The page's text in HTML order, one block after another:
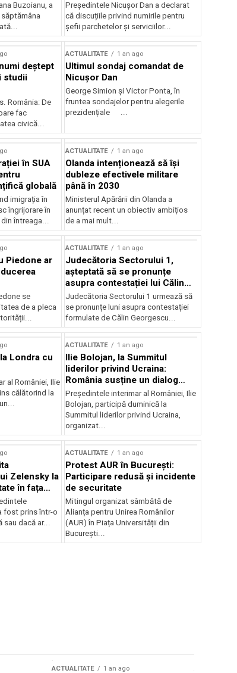
Buzoianu, a
Președintele Nicușor Dan a declarat
că discuțiile privind numirile pentru
șefii parchetelor și serviciilor...
deștept
studii
De
fac
civică...
ACTUALITATE 1 an ago
Ultimul sondaj comandat de
Nicușor Dan
George Simion și Victor Ponta, în
fruntea sondajelor pentru alegerile
prezidențiale ...
în SUA
globală
imigrația în
îngrijorare în
întreaga...
ACTUALITATE 1 an ago
Olanda intenționează să își
dubleze efectivele militare
până în 2030
Ministerul Apărării din Olanda a
anunțat recent un obiectiv ambițios
de a mai mult...
Piedone ar
se
de a pleca
ACTUALITATE 1 an ago
Judecătoria Sectorului 1,
așteptată să se pronunțe
asupra contestației lui Călin
Georgescu privind controlul
judiciar
Judecătoria Sectorului 1 urmează să
se pronunțe luni asupra contestației
formulate de Călin Georgescu...
Londra cu
al României, Ilie
călătorind la
ACTUALITATE 1 an ago
Ilie Bolojan, la Summitul
liderilor privind Ucraina:
România susține un dialog
transatlantic pentru securitate
și stabilitate
Președintele interimar al României, Ilie
Bolojan, participă duminică la
Summitul liderilor privind Ucraina,
organizat...
Zelensky la
în fața
fost prins într-o
sau dacă ar...
ACTUALITATE 1 an ago
Protest AUR în București:
Participare redusă și incidente
de securitate
Mitingul organizat sâmbătă de
Alianța pentru Unirea Românilor
(AUR) în Piața Universității din
București...
ACTUALITATE 1 an ago